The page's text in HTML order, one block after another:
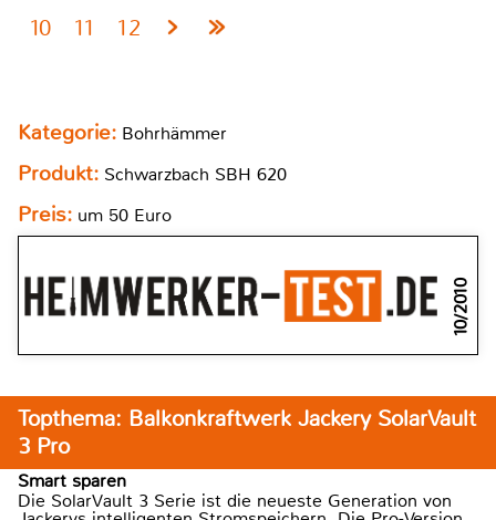
10 11 12
Kategorie: Bohrhämmer
Produkt: Schwarzbach SBH 620
Preis: um 50 Euro
10/2010
Topthema: Balkonkraftwerk Jackery SolarVault
3 Pro
Smart sparen
Die SolarVault 3 Serie ist die neueste Generation von